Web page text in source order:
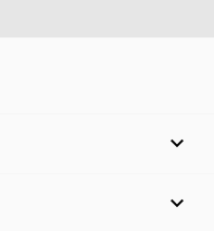

